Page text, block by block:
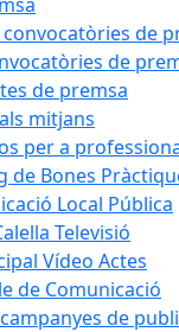
de
de
de premsa
mitjans
per a
de Bones
Local Pública
Televisió
Vídeo Actes
de Comunicació
de